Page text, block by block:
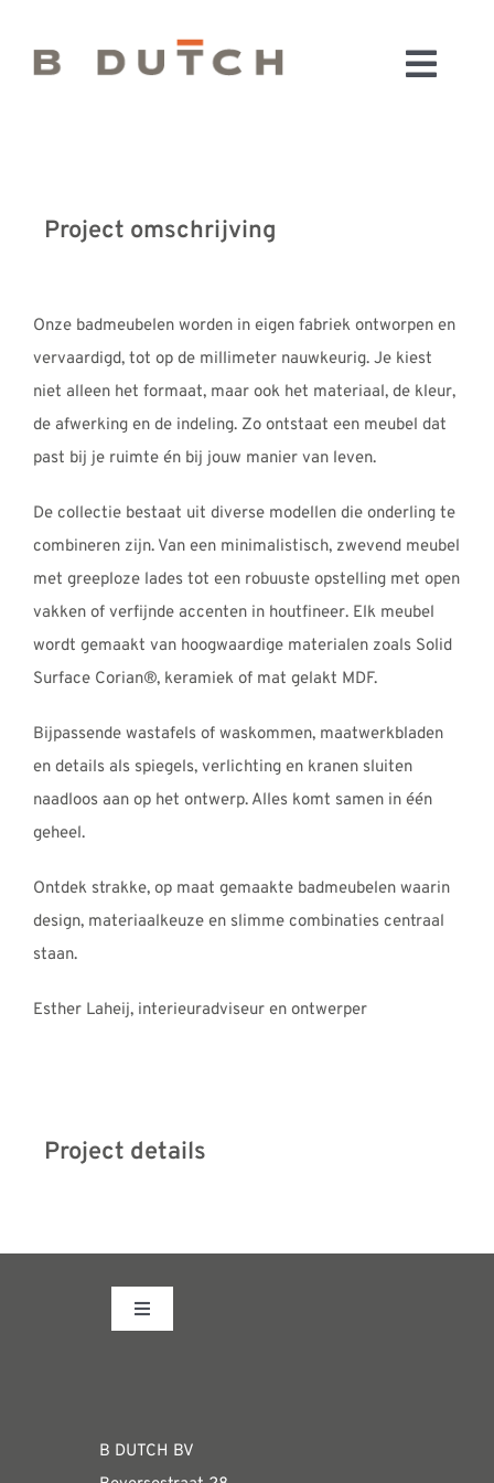
inhoud
WEBSHOP
WINKELWAGEN
OUTLET
REVIEWS
INFO
CONTACT
Project omschrijving
Onze badmeubelen worden in eigen fabriek ontworpen en
vervaardigd, tot op de millimeter nauwkeurig. Je kiest
niet alleen het formaat, maar ook het materiaal, de kleur,
de afwerking en de indeling. Zo ontstaat een meubel dat
past bij je ruimte én bij jouw manier van leven.
De collectie bestaat uit diverse modellen die onderling te
combineren zijn. Van een minimalistisch, zwevend meubel
met greeploze lades tot een robuuste opstelling met open
vakken of verfijnde accenten in houtfineer. Elk meubel
wordt gemaakt van hoogwaardige materialen zoals Solid
Surface Corian®, keramiek of mat gelakt MDF.
Bijpassende wastafels of waskommen, maatwerkbladen
en details als spiegels, verlichting en kranen sluiten
naadloos aan op het ontwerp. Alles komt samen in één
geheel.
Ontdek strakke, op maat gemaakte badmeubelen waarin
design, materiaalkeuze en slimme combinaties centraal
staan.
Esther Laheij, interieuradviseur en ontwerper
Project details
Toggle
WEBSHOP
B DUTCH BV